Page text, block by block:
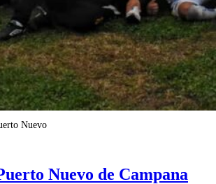
Nuevo
Nuevo de Campana